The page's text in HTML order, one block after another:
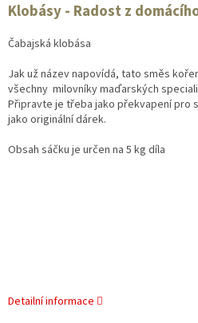
Klobásy - Radost z
Čabajská klobása
Jak už název napovídá, tato směs
všechny milovníky maďarských
Připravte je třeba jako překvapení pro
jako originální dárek.
Obsah sáčku je určen na 5 kg díla
Detailní informace